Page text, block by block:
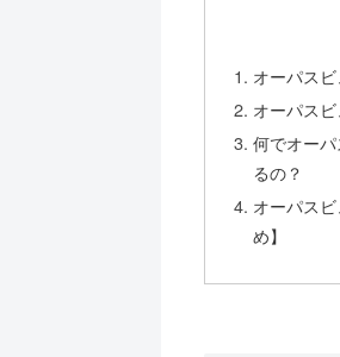
オーパス
オーパス
何でオー
るの？
オーパス
め】